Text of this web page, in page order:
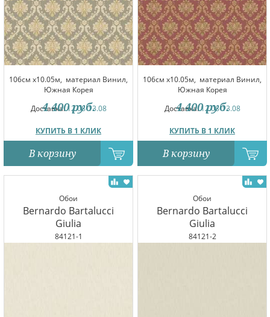
106см x10.05м, материал Винил,
Южная Корея
Доставка:12.08-13.08
КУПИТЬ В 1 КЛИК
4 400 руб.
В корзину
106см x10.05м, материал Винил,
Южная Корея
Доставка:12.08-13.08
КУПИТЬ В 1 КЛИК
4 400 руб.
В корзину
Обои
Bernardo Bartalucci
Giulia
84121-1
Обои
Bernardo Bartalucci
Giulia
84121-2